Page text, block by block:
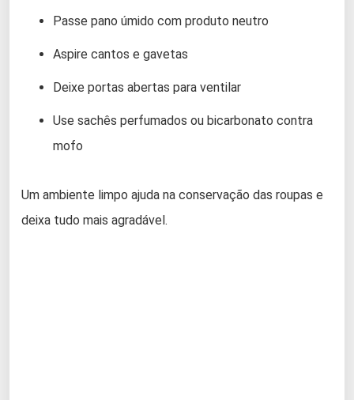
Passe pano úmido com produto neutro
Aspire cantos e gavetas
Deixe portas abertas para ventilar
Use sachês perfumados ou bicarbonato contra
mofo
Um ambiente limpo ajuda na conservação das roupas e
deixa tudo mais agradável.